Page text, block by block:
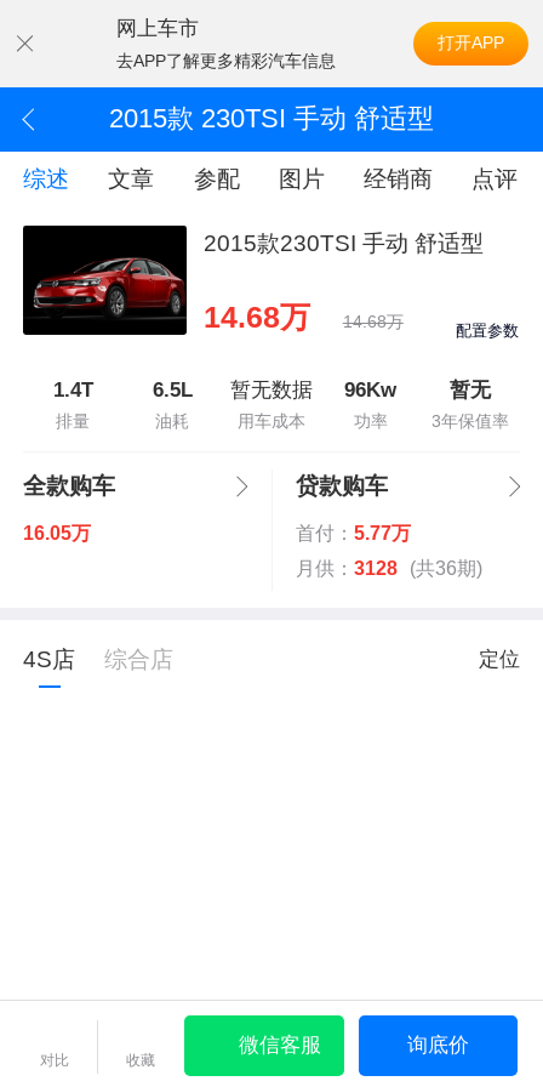
网上车市
去APP了解更多精彩汽车信息
打开APP
2015款 230TSI 手动 舒适型
综述 文章 参配 图片 经销商 点评
2015款230TSI 手动 舒适型
14.68万 14.68万 配置参数
1.4T
排量
6.5L
油耗
暂无数据
用车成本
96Kw
功率
暂无
3年保值率
全款购车
16.05万
贷款购车
首付： 5.77万
月供： 3128 (共36期)
4S店 综合店 定位
对比 收藏
微信客服 询底价